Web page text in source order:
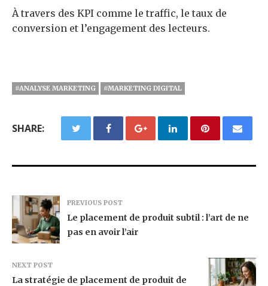
À travers des KPI comme le traffic, le taux de
conversion et l’engagement des lecteurs.
#ANALYSE MARKETING #MARKETING DIGITAL
SHARE:
PREVIOUS POST
Le placement de produit subtil : l’art de ne
pas en avoir l’air
NEXT POST
La stratégie de placement de produit de